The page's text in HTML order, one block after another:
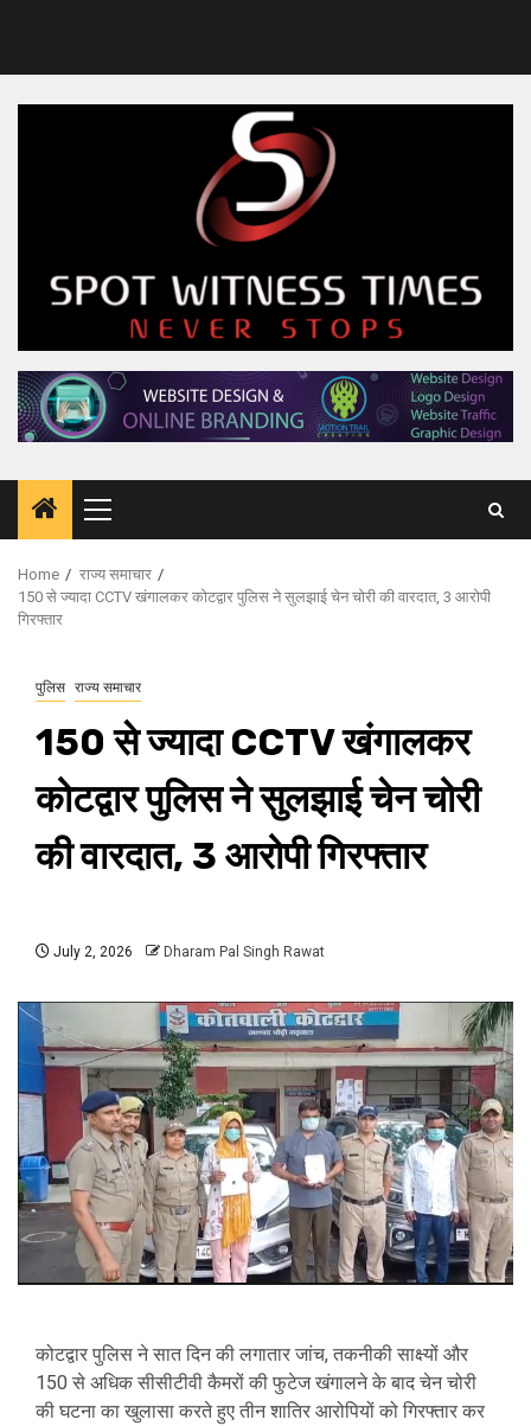
Primary
Menu
Home
राज्य समाचार
150 से ज्यादा CCTV खंगालकर कोटद्वार पुलिस ने सुलझाई चेन चोरी की वारदात, 3 आरोपी
गिरफ्तार
पुलिस राज्य समाचार
150 से ज्यादा CCTV खंगालकर
कोटद्वार पुलिस ने सुलझाई चेन चोरी
की वारदात, 3 आरोपी गिरफ्तार
July 2, 2026 Dharam Pal Singh Rawat
कोटद्वार पुलिस ने सात दिन की लगातार जांच, तकनीकी साक्ष्यों और
150 से अधिक सीसीटीवी कैमरों की फुटेज खंगालने के बाद चेन चोरी
की घटना का खुलासा करते हुए तीन शातिर आरोपियों को गिरफ्तार कर